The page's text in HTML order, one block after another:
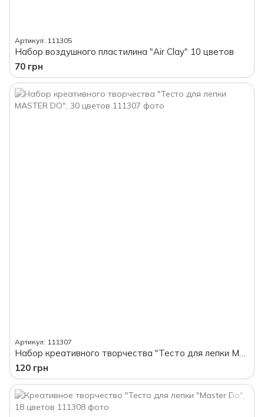
Артикул: 111305
Набор воздушного пластилина "Air Clay" 10 цветов
70 грн
Артикул: 111307
Набор креативного творчества "Тесто для лепки MASTER DO", 30 цветов
120 грн